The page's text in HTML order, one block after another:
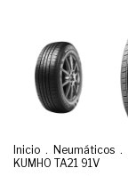
Inicio . Neumáticos .
KUMHO TA21 91V